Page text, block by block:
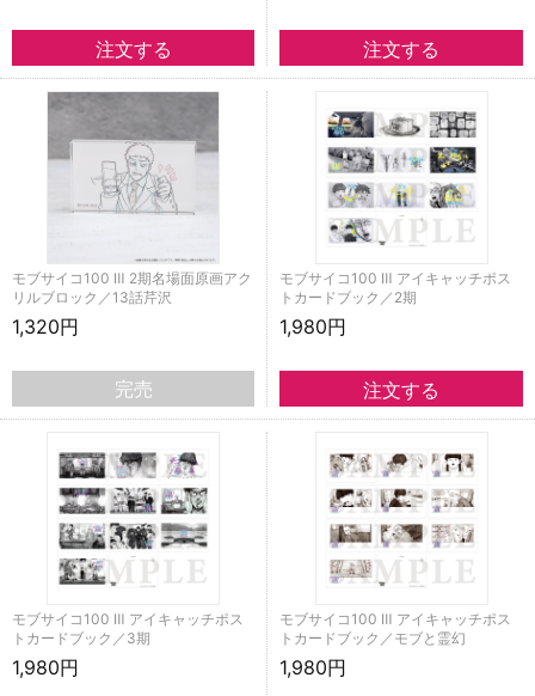
モブサイコ100 Ⅲ 2期名場面原画アク
リルブロック／13話芹沢
1,320円
完売
モブサイコ100 Ⅲ アイキャッチポス
トカードブック／2期
1,980円
モブサイコ100 Ⅲ アイキャッチポス
トカードブック／3期
1,980円
モブサイコ100 Ⅲ アイキャッチポス
トカードブック／モブと霊幻
1,980円